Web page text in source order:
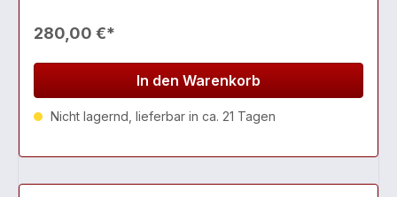
280,00 €*
In den Warenkorb
Nicht lagernd, lieferbar in ca. 21 Tagen